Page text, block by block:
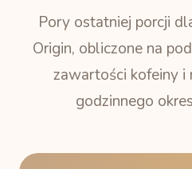
Pory ostatniej porcji
Origin, obliczone na
zawartości kofeiny
godzinnego